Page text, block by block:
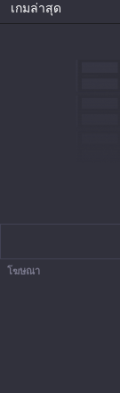
เกมล่าสุด
โฆษณา